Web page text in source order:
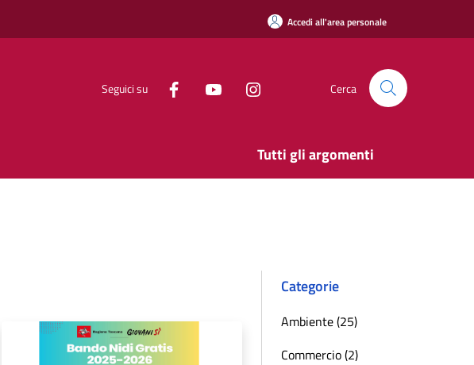
Accedi all'area personale
Seguici su Cerca
Tutti gli argomenti
Categorie
Ambiente (25)
Commercio (2)